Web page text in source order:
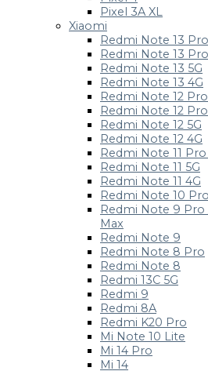
Pixel 3A XL
Xiaomi
Redmi Note 13
Redmi Note 13
Redmi Note 13 5G
Redmi Note 13 4G
Redmi Note 12
Redmi Note 12 Pro
Redmi Note 12 5G
Redmi Note 12 4G
Redmi Note 11
Redmi Note 11 5G
Redmi Note 11 4G
Redmi Note 10 Pro
Redmi Note 9
Max
Redmi Note 9
Redmi Note 8 Pro
Redmi Note 8
Redmi 13C 5G
Redmi 9
Redmi 8A
Redmi K20 Pro
Mi Note 10 Lite
Mi 14 Pro
Mi 14